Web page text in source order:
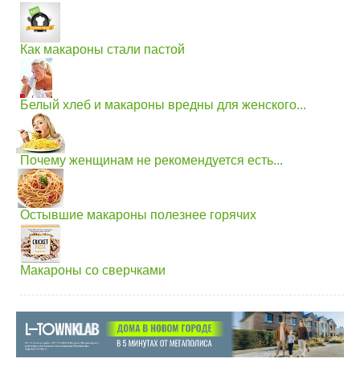
Как макароны стали пастой
Белый хлеб и макароны вредны для женского...
Почему женщинам не рекомендуется есть...
Остывшие макароны полезнее горячих
Макароны со сверчками